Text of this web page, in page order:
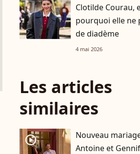
Clotilde Courau,
pourquoi elle ne
de diadème
4 mai 2026
Les articles
similaires
player2
Nouveau
Antoine et